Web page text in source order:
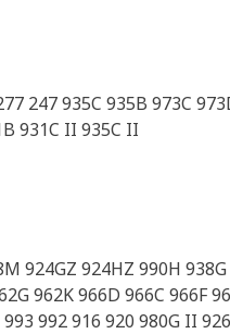
247 935C 935B 973C
931C II 935C II
924GZ 924HZ 990H
962K 966D 966C 966F
992 916 920 980G II